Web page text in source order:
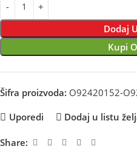
Dodaj
Kupi
Šifra proizvoda: O92420152-
Uporedi Dodaj u listu
Share: